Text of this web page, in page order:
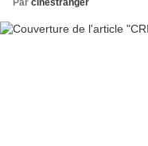
Par cinestranger